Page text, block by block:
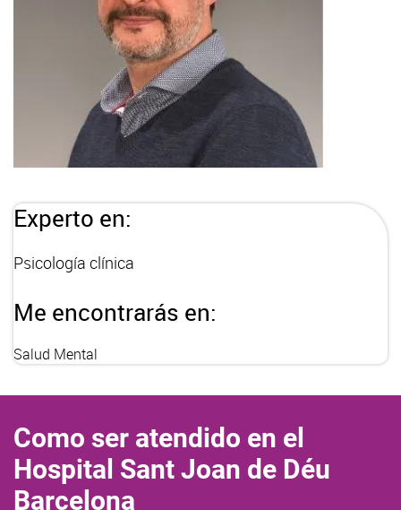
Experto en:
Psicología clínica
Me encontrarás en:
Salud Mental
Como ser atendido en el
Hospital Sant Joan de Déu
Barcelona